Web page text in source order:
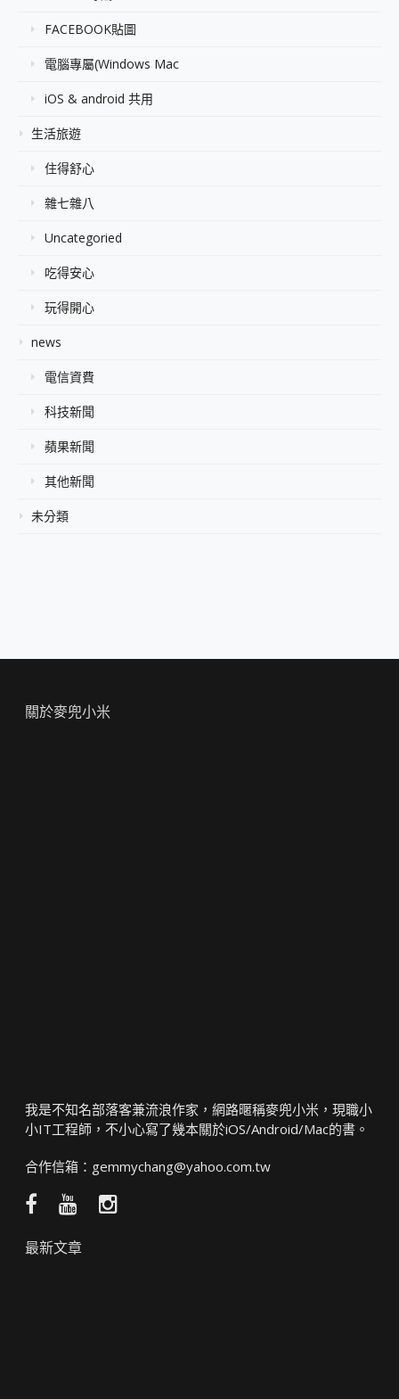
FACEBOOK貼圖
電腦專屬(Windows Mac
iOS & android 共用
生活旅遊
住得舒心
雜七雜八
Uncategoried
吃得安心
玩得開心
news
電信資費
科技新聞
蘋果新聞
其他新聞
未分類
關於麥兜小米
我是不知名部落客兼流浪作家，網路暱稱麥兜小米，現職小
小IT工程師，不小心寫了幾本關於iOS/Android/Mac的書。
合作信箱： gemmychang@yahoo.com.tw
Facebook
團
YouTube
頻
Instagram
最新文章